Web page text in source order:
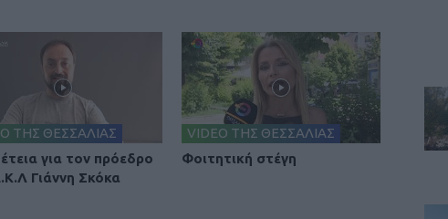
ΤΗΣ ΘΕΣΣΑΛΙΑΣ
για τον πρόεδρο
Γιάννη Σκόκα
VIDEO ΤΗΣ ΘΕΣΣΑΛΙΑΣ
Φοιτητική στέγη